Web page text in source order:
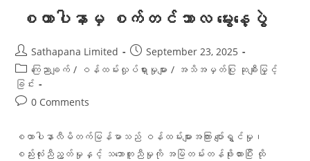
စထာပါနာမှ စက်တင်ဘာလ မွေးနေ့ပွဲ
Sathapana Limited
September 23, 2025
ကြေညာချက် / ဝန်ထမ်းလှုပ်ရှားမှုများ / အသိအမှတ်ပြု ဆုချီးမြှင့်
ခြင်း
0 Comments
စထာပါနာလီမိတက်မြန်မာသည် ဝန်ထမ်းများအကြား ပျော်ရွှင်မှု၊
စည်းလုံးညီညွတ်မှုနှင့် သဘောတူညီမှုကို အမြဲတမ်းတန်ဖိုးထားပြီး ထို